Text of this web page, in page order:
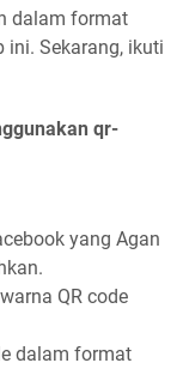
dalam format
ini. Sekarang, ikuti
qr-
yang Agan
QR code
dalam format